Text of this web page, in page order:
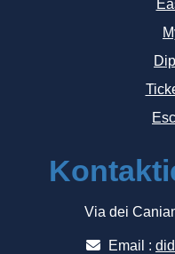
Via dei
Email :